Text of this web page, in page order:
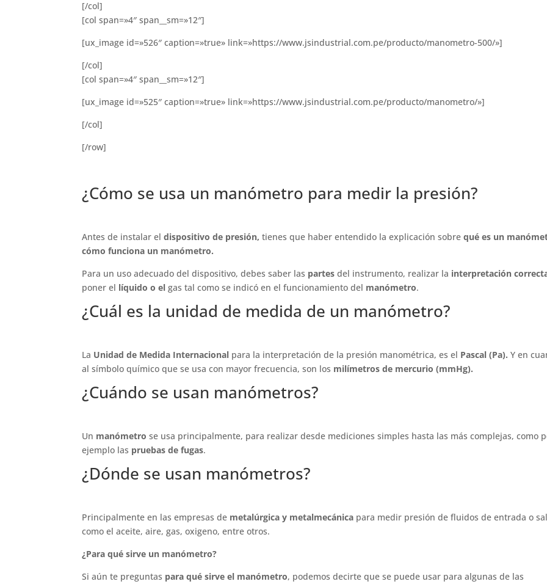
[/col]
[col span=»4″ span__sm=»12″]
[ux_image id=»526″ caption=»true» link=»https://www.jsindustrial.com.pe/producto/manometro-500/»]
[/col]
[col span=»4″ span__sm=»12″]
[ux_image id=»525″ caption=»true» link=»https://www.jsindustrial.com.pe/producto/manometro/»]
[/col]
[/row]
¿Cómo se usa un manómetro para medir la presión?
Antes de instalar eldispositivo de presión,tienes que haber entendido la explicación sobrequé es un
cómo funciona un manómetro.
Para un uso adecuado del dispositivo, debes saber las partesdel instrumento, realizar la interpretación
poner el líquido o el gas tal como se indicó en el funcionamiento del manómetro.
¿Cuál es la unidad de medida de un manómetro?
La Unidad de Medida Internacional para la interpretación de la presión manométrica, es el Pascal (Pa). Y en
al símbolo químico que se usa con mayor frecuencia, son los milímetros de mercurio (mmHg).
¿Cuándo se usan manómetros?
Un manómetro se usa principalmente, para realizar desde mediciones simples hasta las más complejas, como
ejemplo las pruebas de fugas.
¿Dónde se usan manómetros?
Principalmente en las empresas de metalúrgica y metalmecánica para medir presión de fluidos de entrada o
como el aceite, aire, gas, oxigeno, entre otros.
¿Para qué sirve un manómetro?
Si aún te preguntas para qué sirve el manómetro, podemos decirte que se puede usar para algunas de las